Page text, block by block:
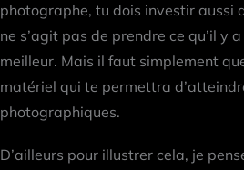
photographe, tu dois investir aussi
ne s’agit pas de prendre ce qu’il y
meilleur. Mais il faut simplement
matériel qui te permettra
photographiques.
D’ailleurs pour illustrer cela, je